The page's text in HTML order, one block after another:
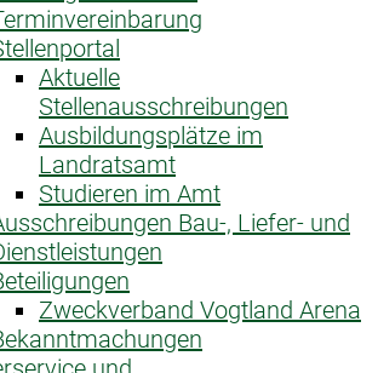
Aktuelle
Stellenausschreibungen
Ausbildungsplätze im
Landratsamt
Studieren im Amt
Bau-, Liefer- und
Zweckverband Vogtland Arena